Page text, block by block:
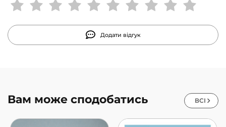
Додати відгук
Вам може сподобатись ВСІ